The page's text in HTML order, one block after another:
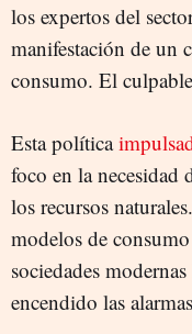
los expertos del
manifestación de un
consumo. El
Esta política
foco en la necesidad
los recursos
modelos de
sociedades
encendido las